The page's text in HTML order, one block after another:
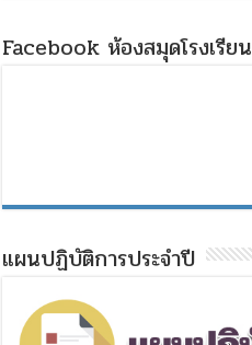
Facebook ห้องสมุดโรงเรียน
แผนปฏิบัติการประจำปี